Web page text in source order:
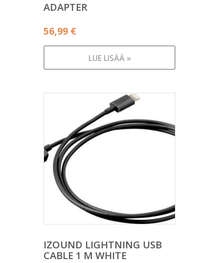
ADAPTER
56,99 €
LUE LISÄÄ »
IZOUND LIGHTNING USB
CABLE 1 M WHITE